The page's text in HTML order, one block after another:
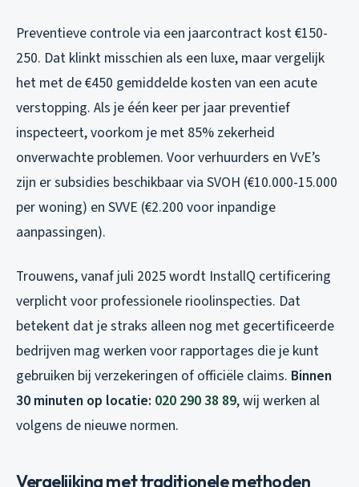
Preventieve controle via een jaarcontract kost €150-
250. Dat klinkt misschien als een luxe, maar vergelijk
het met de €450 gemiddelde kosten van een acute
verstopping. Als je één keer per jaar preventief
inspecteert, voorkom je met 85% zekerheid
onverwachte problemen. Voor verhuurders en VvE’s
zijn er subsidies beschikbaar via SVOH (€10.000-15.000
per woning) en SVVE (€2.200 voor inpandige
aanpassingen).
Trouwens, vanaf juli 2025 wordt InstallQ certificering
verplicht voor professionele rioolinspecties. Dat
betekent dat je straks alleen nog met gecertificeerde
bedrijven mag werken voor rapportages die je kunt
gebruiken bij verzekeringen of officiële claims. Binnen
30 minuten op locatie: 020 290 38 89, wij werken al
volgens de nieuwe normen.
Vergelijking met traditionele methoden